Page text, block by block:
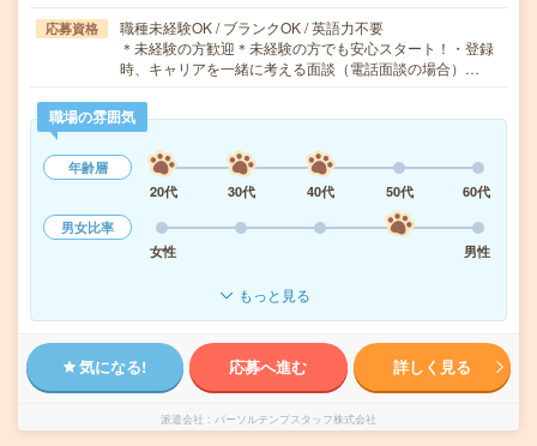
応募資格
職種未経験OK / ブランクOK / 英語力不要
＊未経験の方歓迎＊未経験の方でも安心スタート！・登録
時、キャリアを一緒に考える面談（電話面談の場合）…
職場の雰囲気
年齢層
20代
30代 40代 50代
60代
男女比率
女性
男性
もっと見る
気になる! 応募へ進む 詳しく見る
派遣会社 パーソルテンプスタッフ株式会社